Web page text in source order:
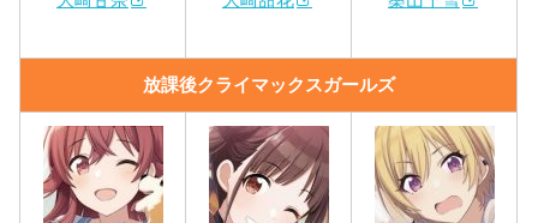
放課後クライマックスガールズ